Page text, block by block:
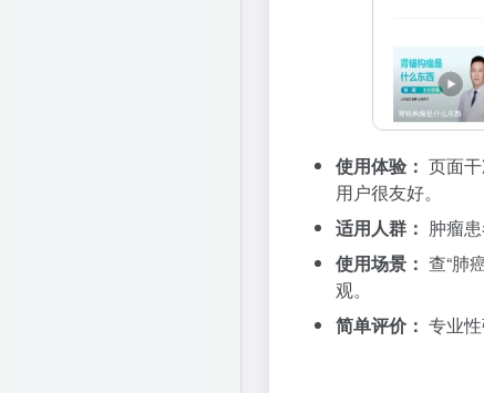
使用体验： 页面
用户很友好。
适用人群： 肿瘤
使用场景： 查“肺
观。
简单评价： 专业